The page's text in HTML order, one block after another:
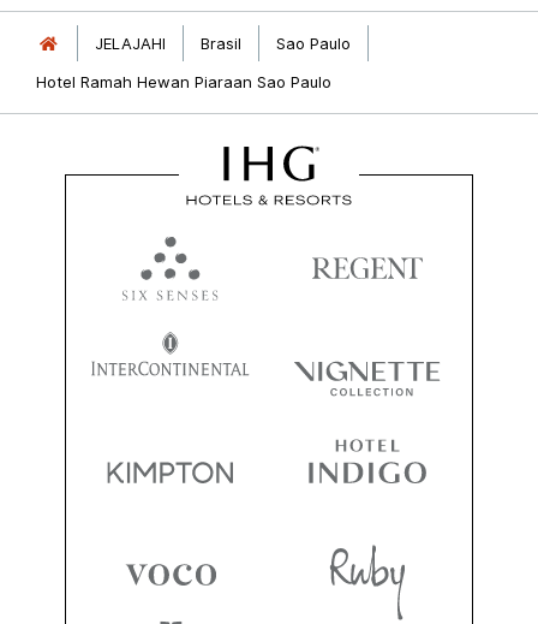
JELAJAHI Brasil
Sao Paulo
Hotel Ramah Hewan Piaraan Sao Paulo